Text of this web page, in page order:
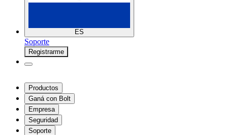
ES
Soporte
Registrarme
Productos
Ganá con Bolt
Empresa
Seguridad
Soporte